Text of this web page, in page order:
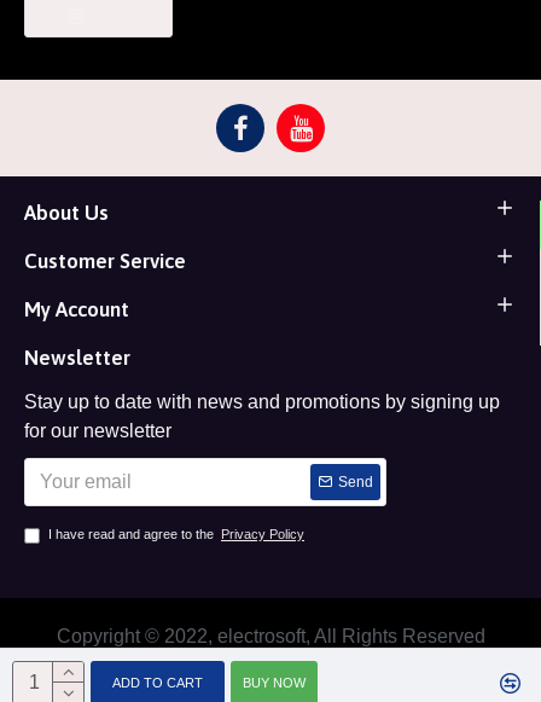
ADD TO CART BUY NOW
About Us
Customer Service
My Account
Newsletter
Stay up to date with news and promotions by signing up
for our newsletter
Send
I have read and agree to the Privacy Policy
Copyright © 2022, electrosoft, All Rights Reserved